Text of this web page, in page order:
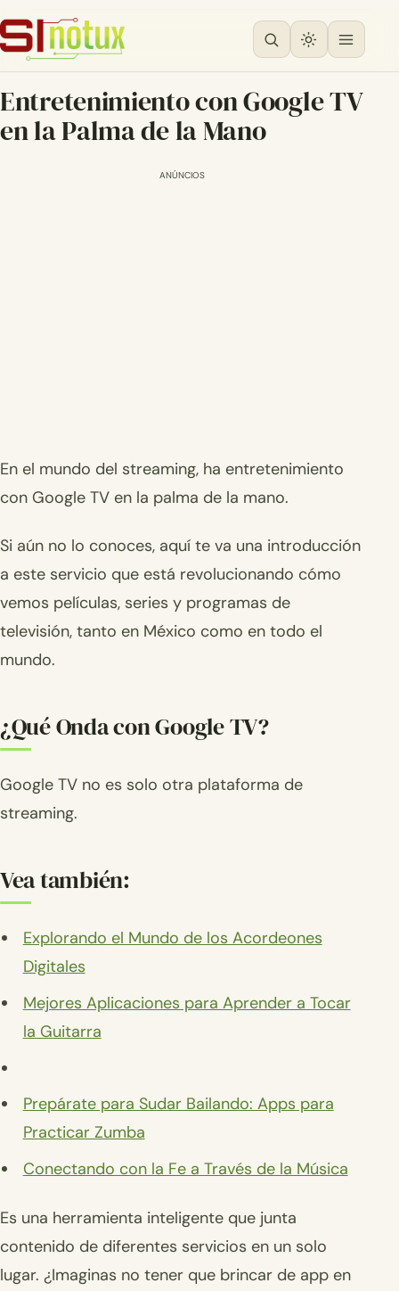
Entretenimiento con Google TV
en la Palma de la Mano
ANÚNCIOS
En el mundo del streaming, ha entretenimiento
con Google TV en la palma de la mano.
Si aún no lo conoces, aquí te va una introducción
a este servicio que está revolucionando cómo
vemos películas, series y programas de
televisión, tanto en México como en todo el
mundo.
¿Qué Onda con Google TV?
Google TV no es solo otra plataforma de
streaming.
Vea también:
Explorando el Mundo de los Acordeones
Digitales
Mejores Aplicaciones para Aprender a Tocar
la Guitarra
Prepárate para Sudar Bailando: Apps para
Practicar Zumba
Conectando con la Fe a Través de la Música
Es una herramienta inteligente que junta
contenido de diferentes servicios en un solo
lugar. ¿Imaginas no tener que brincar de app en